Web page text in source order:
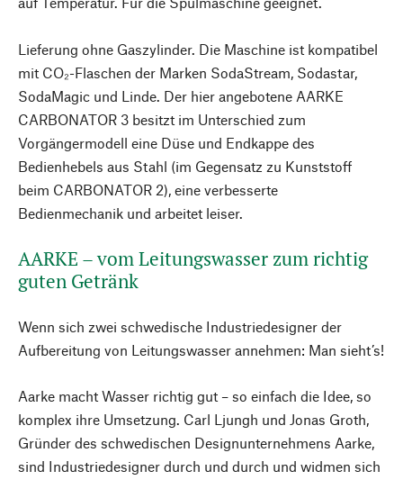
Lieferung ohne Gaszylinder. Die Maschine ist kompatibel
mit CO₂-Flaschen der Marken SodaStream, Sodastar,
SodaMagic und Linde. Der hier angebotene AARKE
CARBONATOR 3 besitzt im Unterschied zum
Vorgängermodell eine Düse und Endkappe des
Bedienhebels aus Stahl (im Gegensatz zu Kunststoff
beim CARBONATOR 2), eine verbesserte
Bedienmechanik und arbeitet leiser.
AARKE – vom Leitungswasser zum richtig
guten Getränk
Wenn sich zwei schwedische Industriedesigner der
Aufbereitung von Leitungswasser annehmen: Man sieht’s!
Aarke macht Wasser richtig gut – so einfach die Idee, so
komplex ihre Umsetzung. Carl Ljungh und Jonas Groth,
Gründer des schwedischen Designunternehmens Aarke,
sind Industriedesigner durch und durch und widmen sich